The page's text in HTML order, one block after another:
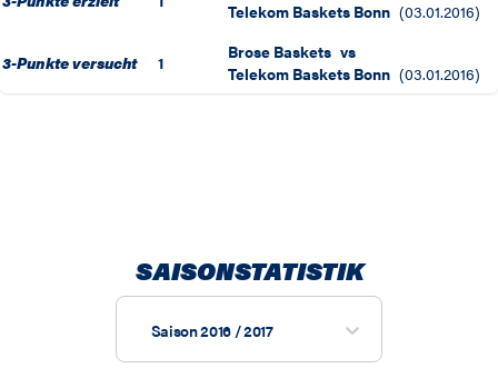
Telekom Baskets Bonn (03.01.2016)
3-Punkte versucht 1 Brose Baskets vs
Telekom Baskets Bonn (03.01.2016)
SAISONSTATISTIK
Saison 2016 / 2017